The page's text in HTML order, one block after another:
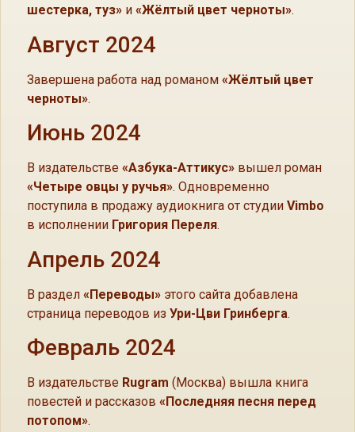
шестерка, туз» и «Жёлтый цвет черноты».
Август 2024
Завершена работа над романом «Жёлтый цвет
черноты».
Июнь 2024
В издательстве «Азбука-Аттикус» вышел роман
«Четыре овцы у ручья». Одновременно
поступила в продажу аудиокнига от студии Vimbo
в исполнении Григория Переля.
Апрель 2024
В раздел «Переводы» этого сайта добавлена
страница переводов из Ури-Цви Гринберга.
Февраль 2024
В издательстве Rugram (Москва) вышла книга
повестей и рассказов «Последняя песня перед
потопом».